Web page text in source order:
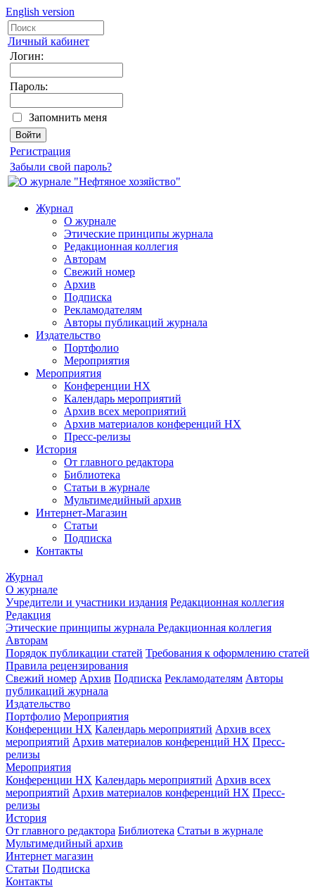
English version
Личный кабинет
Логин:
Пароль:
Запомнить меня
Регистрация
Забыли свой пароль?
Журнал
О журнале
Этические принципы журнала
Редакционная коллегия
Авторам
Свежий номер
Архив
Подписка
Рекламодателям
Авторы публикаций журнала
Издательство
Портфолио
Мероприятия
Мероприятия
Конференции НХ
Календарь мероприятий
Архив всех мероприятий
Архив материалов конференций НХ
Пресс-релизы
История
От главного редактора
Библиотека
Статьи в журнале
Мультимедийный архив
Интернет-Магазин
Статьи
Подписка
Контакты
Журнал
О журнале
Учредители и участники издания Редакционная коллегия
Редакция
Этические принципы журнала Редакционная коллегия
Авторам
Порядок публикации статей Требования к оформлению статей
Правила рецензирования
Свежий номер Архив Подписка Рекламодателям Авторы
публикаций журнала
Издательство
Портфолио Мероприятия
Конференции НХ Календарь мероприятий Архив всех
мероприятий Архив материалов конференций НХ Пресс-
релизы
Мероприятия
Конференции НХ Календарь мероприятий Архив всех
мероприятий Архив материалов конференций НХ Пресс-
релизы
История
От главного редактора Библиотека Статьи в журнале
Мультимедийный архив
Интернет магазин
Статьи Подписка
Контакты